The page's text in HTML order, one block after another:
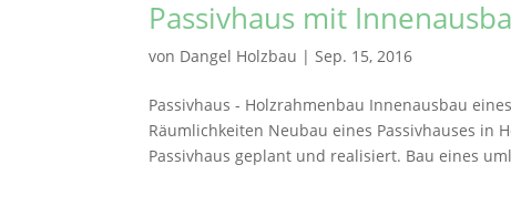
Passivhaus mit
von Dangel Holzbau | Sep. 15, 2016
Passivhaus - Holzrahmenbau Innenausbau
Räumlichkeiten Neubau eines Passivhauses in
Passivhaus geplant und realisiert. Bau eines